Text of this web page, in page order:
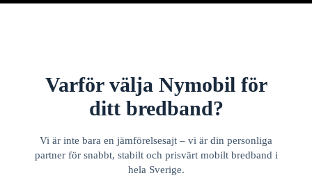
Varför välja Nymobil för
ditt bredband?
Vi är inte bara en jämförelsesajt – vi är din personliga
partner för snabbt, stabilt och prisvärt mobilt bredband i
hela Sverige.